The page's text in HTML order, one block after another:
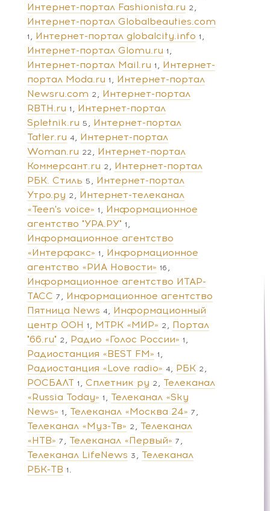
Интернет-портал Fashionista.ru 2
Интернет-портал Globalbeauties.com
1 Интернет-портал globalcity.info 1
Интернет-портал Glomu.ru 1
Интернет-портал Mail.ru 1
Интернет-
портал Moda.ru 1
Интернет-портал
Newsru.com 2
Интернет-портал
RBTH.ru 1
Интернет-портал
Spletnik.ru 5
Интернет-портал
Tatler.ru 4
Интернет-портал
Woman.ru 22
Интернет-портал
Коммерсант.ru 2
Интернет-портал
РБК. Стиль 5
Интернет-портал
Утро.ру 2
Интернет-телеканал
«Teen's voice» 1
Информационное
агентство "УРА.РУ" 1
Информационное агентство
«Интерфакс» 1
Информационное
агентство «РИА Новости» 16
Информационное агентство ИТАР-
ТАСС 7
Информационное агентство
Пятница News 4
Информационный
центр ООН 1 МТРК «МИР» 2
Портал
"66.ru" 2 Радио «Голос России» 1
Радиостанция «BEST FM» 1
Радиостанция «Love radio» 4 РБК 2
РОСБАЛТ 1 Сплетник ру 2
Телеканал
«Russia Today» 1
Телеканал «Sky
News» 1 Телеканал «Москва 24» 7
Телеканал «Муз-Тв» 2
Телеканал
«НТВ» 7 Телеканал «Первый» 7
Телеканал LifeNews 3
Телеканал
РБК-ТВ 1